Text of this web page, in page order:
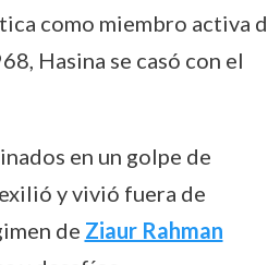
como miembro activa
Hasina se casó con el
en un golpe de
y vivió fuera de
de Ziaur Rahman